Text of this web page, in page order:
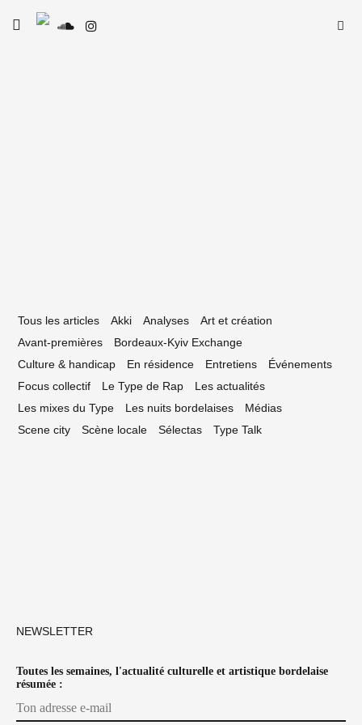
Skip
toggle
Tous les articles Akki Analyses
Art et création
Avant-premières
Bordeaux-Kyiv Exchange
Culture & handicap
En résidence Entretiens
Événements
Focus collectif
Le Type de Rap
Les actualités
Les mixes du Type
Les nuits bordelaises
Médias
Scene city
Scène locale Sélectas Type Talk
NEWSLETTER
Toutes les semaines, l'actualité culturelle et artistique bordelaise
résumée :